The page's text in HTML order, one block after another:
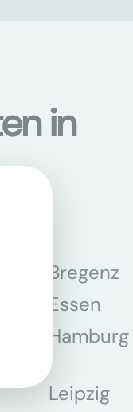
in
Bregenz
Essen
Hamburg
Leipzig